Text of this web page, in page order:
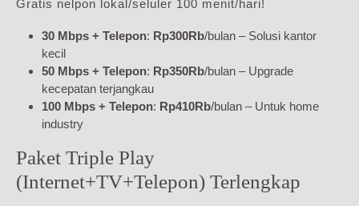
Gratis nelpon lokal/seluler 100 menit/hari!
30 Mbps + Telepon: Rp300Rb/bulan – Solusi kantor
kecil
50 Mbps + Telepon: Rp350Rb/bulan – Upgrade
kecepatan terjangkau
100 Mbps + Telepon: Rp410Rb/bulan – Untuk home
industry
Paket Triple Play
(Internet+TV+Telepon) Terlengkap